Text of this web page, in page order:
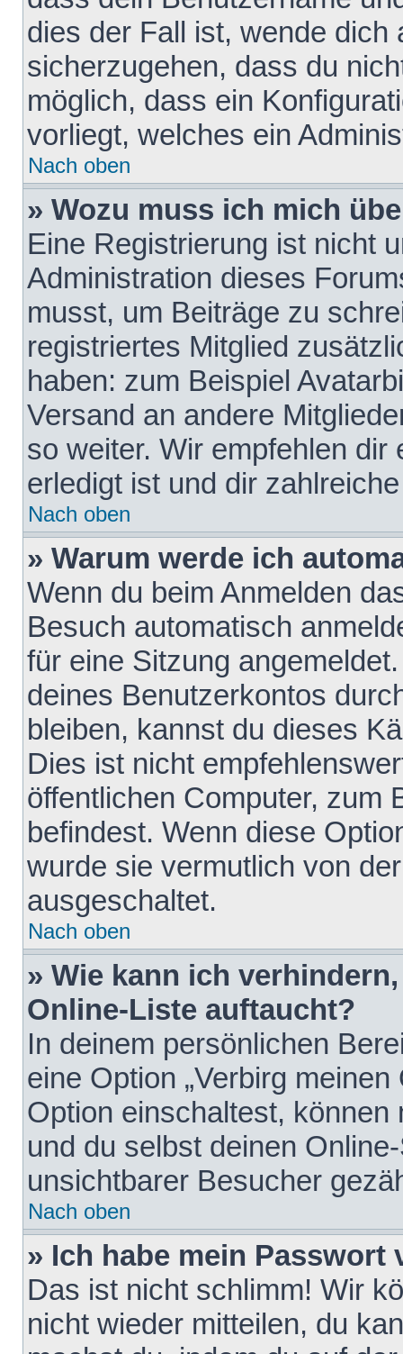
dies der Fall ist, wende dich
sicherzugehen, dass du
möglich, dass ein
vorliegt, welches ein
Nach oben
» Wozu muss ich mich
Eine Registrierung ist nicht
Administration dieses
musst, um Beiträge zu
registriertes Mitglied
haben: zum Beispiel
Versand an andere
so weiter. Wir empfehlen
erledigt ist und dir
Nach oben
» Warum werde ich
Wenn du beim Anmelden
Besuch automatisch
für eine Sitzung
deines Benutzerkontos
bleiben, kannst du dieses
Dies ist nicht
öffentlichen Computer, zum
befindest. Wenn diese
wurde sie vermutlich von
ausgeschaltet.
Nach oben
» Wie kann ich
Online-Liste auftaucht?
In deinem persönlichen
eine Option „Verbirg
Option einschaltest,
und du selbst deinen
unsichtbarer Besucher
Nach oben
» Ich habe mein Passwort
Das ist nicht schlimm! Wir
nicht wieder mitteilen, du